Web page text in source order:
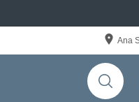
Ana